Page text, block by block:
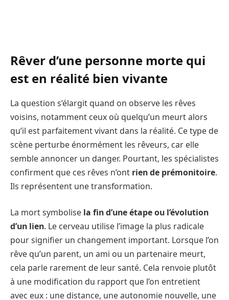
Rêver d’une personne morte qui
est en réalité bien vivante
La question s’élargit quand on observe les rêves
voisins, notamment ceux où quelqu’un meurt alors
qu’il est parfaitement vivant dans la réalité. Ce type de
scène perturbe énormément les rêveurs, car elle
semble annoncer un danger. Pourtant, les spécialistes
confirment que ces rêves n’ont rien de prémonitoire.
Ils représentent une transformation.
La mort symbolise la fin d’une étape ou l’évolution
d’un lien. Le cerveau utilise l’image la plus radicale
pour signifier un changement important. Lorsque l’on
rêve qu’un parent, un ami ou un partenaire meurt,
cela parle rarement de leur santé. Cela renvoie plutôt
à une modification du rapport que l’on entretient
avec eux : une distance, une autonomie nouvelle, une